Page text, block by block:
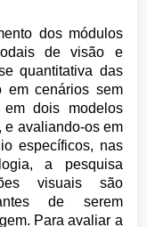
dos módulos
de visão e
quantitativa das
em cenários sem
em dois modelos
e avaliando-os em
específicos, nas
a pesquisa
visuais são
de serem
Para avaliar a